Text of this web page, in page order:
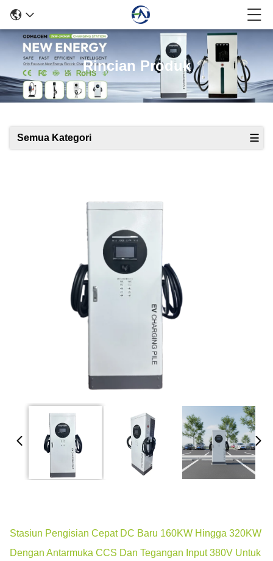
Rincian Produk
Semua Kategori
Stasiun Pengisian Cepat DC Baru 160KW Hingga 320KW
Dengan Antarmuka CCS Dan Tegangan Input 380V Untuk